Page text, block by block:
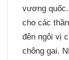
vương
cho các
đên ngôi vị
chông gai.